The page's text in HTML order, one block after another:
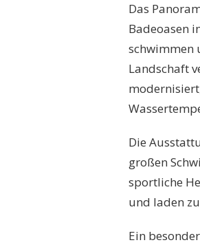
Das
Badeoasen
schwimmen
Landschaft
Die
großen
sportliche
und laden
Ein